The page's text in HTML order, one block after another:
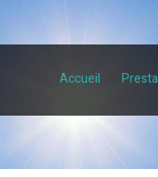
Accueil